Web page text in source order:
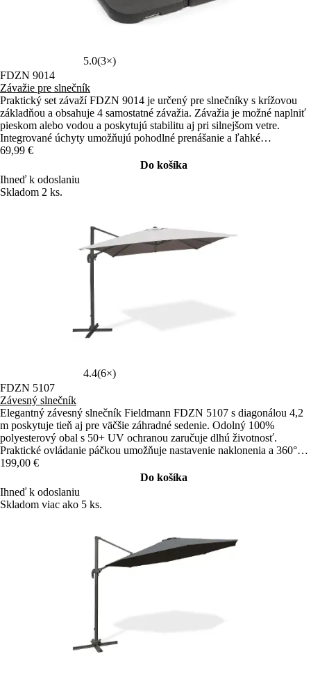
5.0(3×)
FDZN 9014
Závažie pre slnečník
Praktický set závaží FDZN 9014 je určený pre slnečníky s krížovou
základňou a obsahuje 4 samostatné závažia. Závažia je možné naplniť
pieskom alebo vodou a poskytujú stabilitu aj pri silnejšom vetre.
Integrované úchyty umožňujú pohodlné prenášanie a ľahké
uskladnenie.
69,99 €
Do košíka
Ihneď k odoslaniu
Skladom 2 ks.
4.4(6×)
FDZN 5107
Závesný slnečník
Elegantný závesný slnečník Fieldmann FDZN 5107 s diagonálou 4,2
m poskytuje tieň aj pre väčšie záhradné sedenie. Odolný 100%
polyesterový obal s 50+ UV ochranou zaručuje dlhú životnosť.
Praktické ovládanie páčkou umožňuje nastavenie naklonenia a 360°
otočenia.
199,00 €
Do košíka
Ihneď k odoslaniu
Skladom viac ako 5 ks.